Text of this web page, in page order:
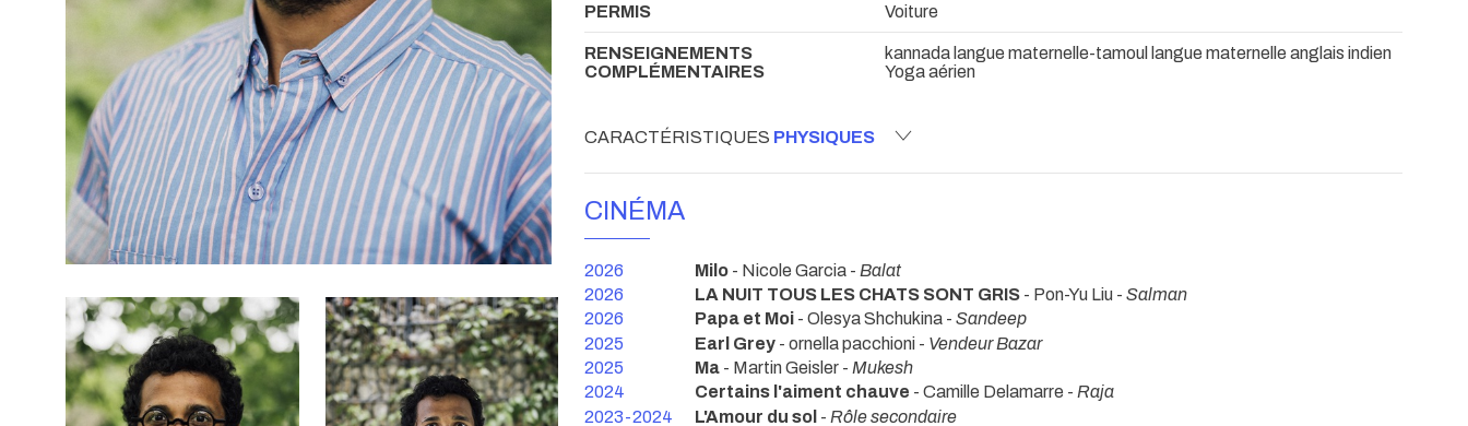
PERMIS Voiture
RENSEIGNEMENTS
COMPLÉMENTAIRES
kannada langue maternelle-tamoul langue maternelle anglais indien
Yoga aérien
CARACTÉRISTIQUES PHYSIQUES
CINÉMA
2026 Milo - Nicole Garcia - Balat
2026
LA NUIT TOUS LES CHATS SONT GRIS - Pon-Yu Liu - Salman
2026
Papa et Moi - Olesya Shchukina - Sandeep
2025
Earl Grey - ornella pacchioni - Vendeur Bazar
2025
Ma - Martin Geisler - Mukesh
2024
Certains l'aiment chauve - Camille Delamarre - Raja
2023-2024
L'Amour du sol - Rôle secondaire